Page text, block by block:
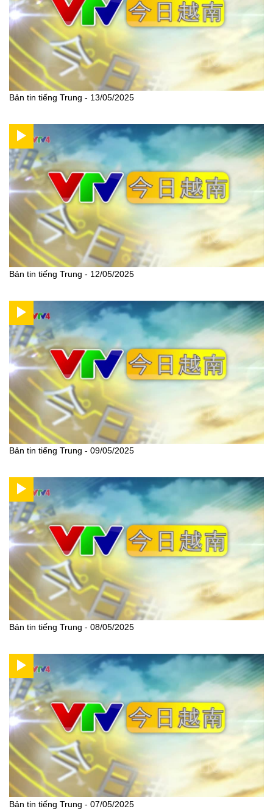
Bản tin tiếng Trung - 13/05/2025
Bản tin tiếng Trung - 12/05/2025
Bản tin tiếng Trung - 09/05/2025
Bản tin tiếng Trung - 08/05/2025
Bản tin tiếng Trung - 07/05/2025